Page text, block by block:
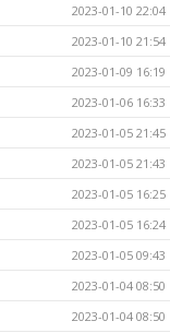
2023-01-10 22:04
2023-01-10 21:54
2023-01-09 16:19
2023-01-06 16:33
2023-01-05 21:45
2023-01-05 21:43
2023-01-05 16:25
2023-01-05 16:24
2023-01-05 09:43
2023-01-04 08:50
2023-01-04 08:50